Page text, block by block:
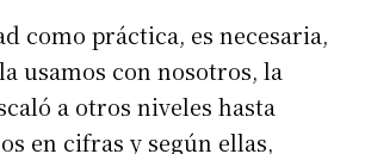
como práctica, es necesaria,
usamos con nosotros, la
a otros niveles hasta
en cifras y según ellas,